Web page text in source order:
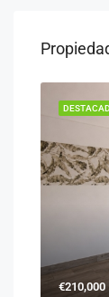
€210,000